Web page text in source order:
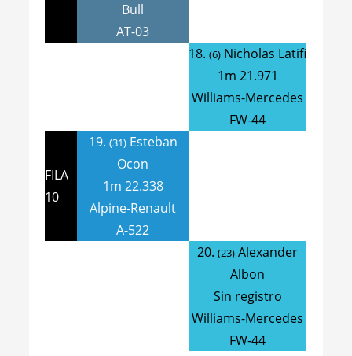
Bull
AT-03
18.(6) Nicholas Latifi
1m 21.971
Williams-Mercedes
FW-44
FILA
10
19. (31)Esteban
Ocon
1m 22.338
Alpine-Renault
A-522
20.(23) Alexander
Albon
Sin registro
Williams-Mercedes
FW-44